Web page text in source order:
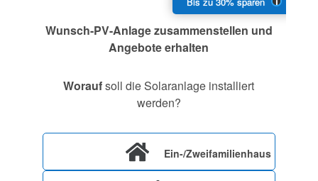
Wunsch-PV-Anlage zusammenstellen und
Angebote erhalten
Woraufsoll die Solaranlage installiert
werden?
Ein-/Zweifamilienhaus